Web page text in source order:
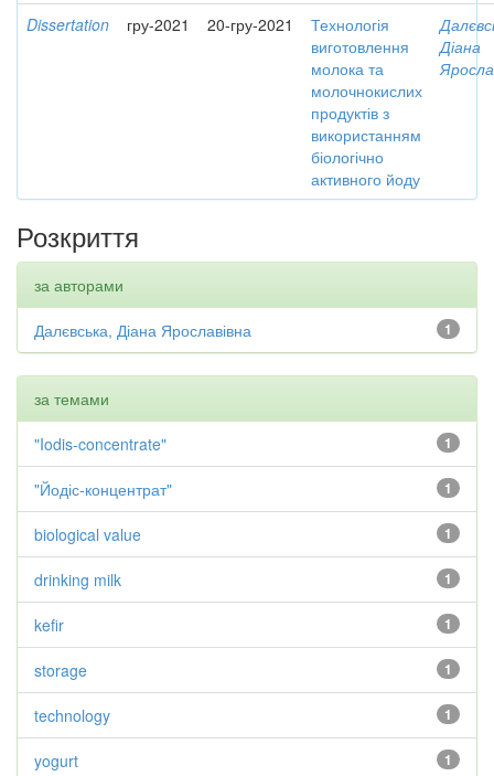
Dissertation гру-2021 20-гру-2021
Технологія
виготовлення
молока та
молочнокислих
продуктів з
використанням
біологічно
активного йоду
Діана
Розкриття
за авторами
1
Далєвська, Діана Ярославівна
за темами
1
"Iodis-concentrate"
1
"Йодіс-концентрат"
1
biological value
1
drinking milk
1
kefir
1
storage
1
technology
1
yogurt